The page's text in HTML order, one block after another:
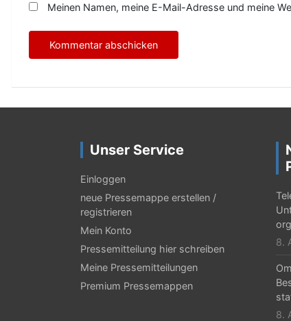
Meinen Namen, meine E-Mail-Adresse und meine
Unser Service
Einloggen
neue Pressemappe erstellen /
registrieren
Mein Konto
Pressemitteilung hier schreiben
Meine Pressemitteilungen
Premium Pressemappen
8.
8.